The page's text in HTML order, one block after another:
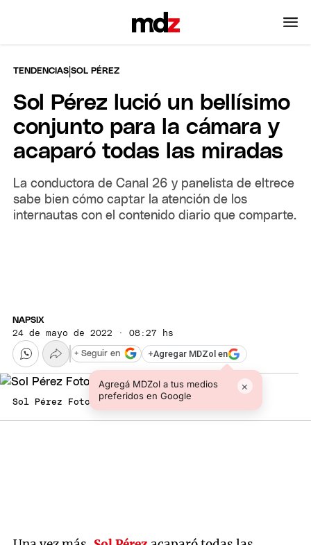
TENDENCIAS |SOL PÉREZ
Sol Pérez lució un bellísimo
conjunto para la cámara y
acaparó todas las miradas
La conductora de Canal 26 y panelista de eltrece
sabe bien cómo captar la atención de los
internautas con el contenido diario que comparte.
NAPSIX
24 de mayo de 2022 · 08:27 hs
+Agregar MDZol en
Agregá MDZol a tus medios
preferidos en Google
×
+ Seguir en
Sol Pérez Foto: Instagram